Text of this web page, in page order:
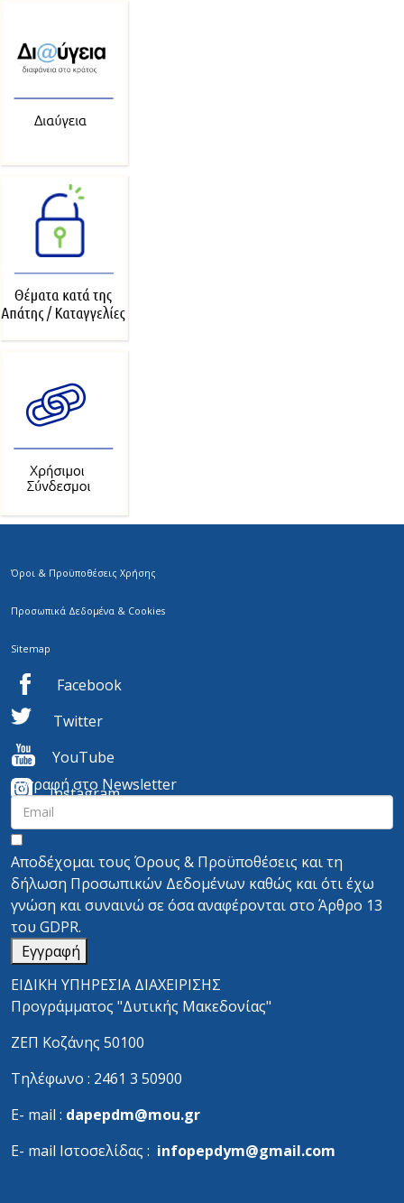
Όροι & Προϋποθέσεις Χρήσης
Προσωπικά Δεδομένα & Cookies
Sitemap
Facebook
Twitter
YouTube
Instagram
Εγγραφή στο Newsletter
Αποδέχομαι τους Όρους & Προϋποθέσεις και τη
δήλωση Προσωπικών Δεδομένων καθώς και ότι έχω
γνώση και συναινώ σε όσα αναφέρονται στο Άρθρο 13
του GDPR.
Εγγραφή
ΕΙΔΙΚΗ ΥΠΗΡΕΣΙΑ ΔΙΑΧΕΙΡΙΣΗΣ
Προγράμματος "Δυτικής Μακεδονίας"
ΖΕΠ Κοζάνης 50100
Τηλέφωνο : 2461 3 50900
Ε- mail : dapepdm@mou.gr
Ε- mail Ιστοσελίδας : infopepdym@gmail.com